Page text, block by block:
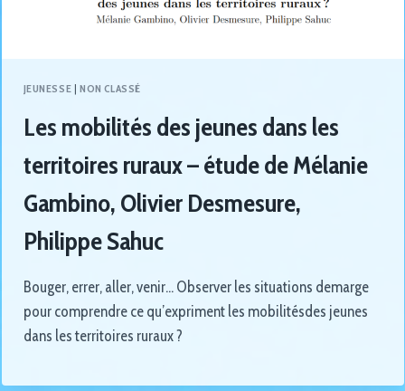
JEUNESSE |NON CLASSÉ
Les mobilités des jeunes dans les
territoires ruraux – étude de Mélanie
Gambino, Olivier Desmesure,
Philippe Sahuc
Bouger, errer, aller, venir… Observer les situations demarge
pour comprendre ce qu’expriment les mobilitésdes jeunes
dans les territoires ruraux ?